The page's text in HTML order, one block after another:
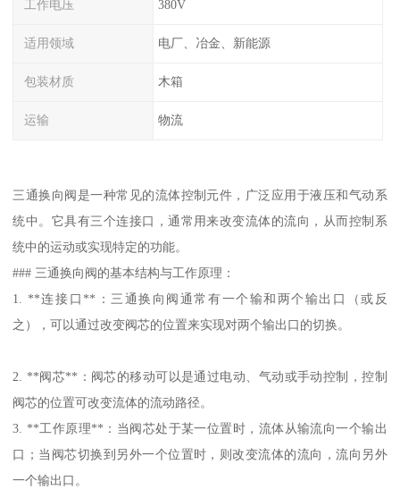
工作电压 380V
适用领域 电厂、冶金、新能源
包装材质 木箱
运输 物流
三通换向阀是一种常见的流体控制元件，广泛应用于液压和气动系
统中。它具有三个连接口，通常用来改变流体的流向，从而控制系
统中的运动或实现特定的功能。
### 三通换向阀的基本结构与工作原理：
1. **连接口**：三通换向阀通常有一个输和两个输出口（或反
之），可以通过改变阀芯的位置来实现对两个输出口的切换。
2. **阀芯**：阀芯的移动可以是通过电动、气动或手动控制，控制
阀芯的位置可改变流体的流动路径。
3. **工作原理**：当阀芯处于某一位置时，流体从输流向一个输出
口；当阀芯切换到另外一个位置时，则改变流体的流向，流向另外
一个输出口。